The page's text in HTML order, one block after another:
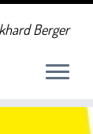
Berger